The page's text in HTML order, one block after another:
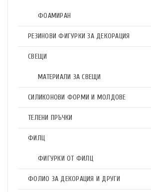
ФОАМИРАН
РЕЗИНОВИ ФИГУРКИ ЗА ДЕКОРАЦИЯ
СВЕЩИ
МАТЕРИАЛИ ЗА СВЕЩИ
СИЛИКОНОВИ ФОРМИ И МОЛДОВЕ
ТЕЛЕНИ ПРЪЧКИ
ФИЛЦ
ФИГУРКИ ОТ ФИЛЦ
ФОЛИО ЗА ДЕКОРАЦИЯ И ДРУГИ